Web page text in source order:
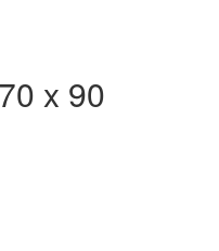
x 90